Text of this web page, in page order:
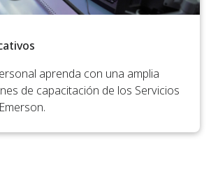
aprenda con una amplia
de capacitación de los Servicios